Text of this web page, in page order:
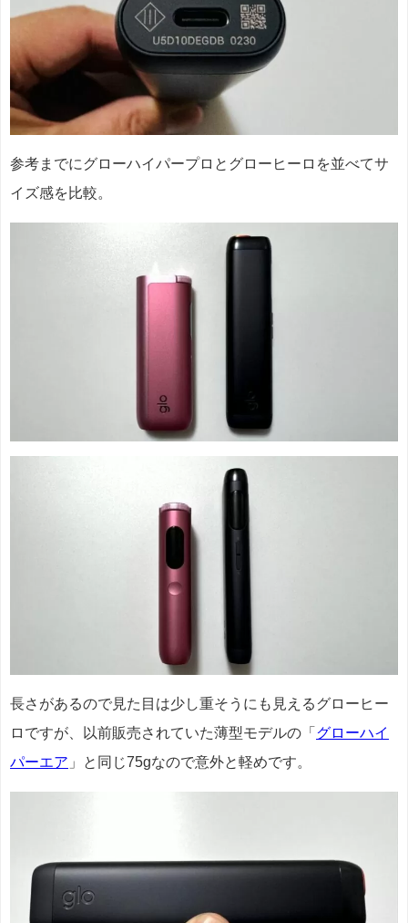
参考までにグローハイパープロとグローヒーロを並べてサ
イズ感を比較。
長さがあるので見た目は少し重そうにも見えるグローヒー
ロですが、以前販売されていた薄型モデルの「 グローハイ
パーエア 」と同じ75gなので意外と軽めです。